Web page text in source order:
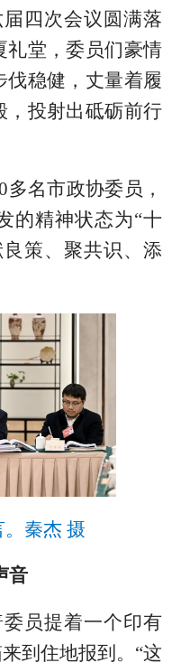
四次会议圆满落
礼堂，委员们豪情
伐稳健，丈量着履
，投射出砥砺前行
名市政协委员，
的精神状态为“十
策、聚共识、添
秦杰 摄
音
员提着一个印有
到住地报到。“这